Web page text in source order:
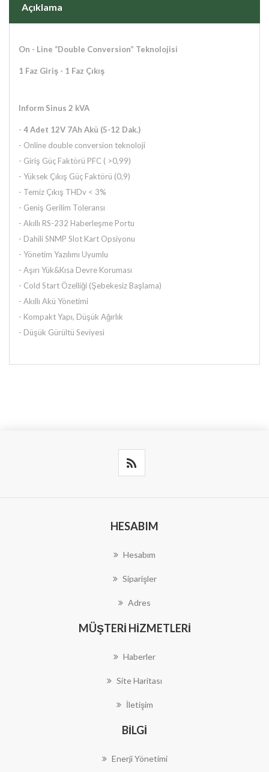
Açıklama
On - Line “Double Conversion” Teknolojisi
1 Faz Giriş - 1 Faz Çıkış
Inform Sinus 2 kVA
- 4 Adet 12V 7Ah Akü (5-12 Dak.)
- Online double conversion teknoloji
- Giriş Güç Faktörü PFC ( >0,99)
- Yüksek Çıkış Güç Faktörü (0,9)
- Temiz Çıkış THDv < 3%
- Geniş Gerilim Toleransı
- Akıllı RS-232 Haberleşme Portu
- Dahili SNMP Slot Kart Opsiyonu
- Yönetim Yazılımı Uyumlu
- Aşırı Yük&Kısa Devre Koruması
- Cold Start Özelliği (Şebekesiz Başlama)
- Akıllı Akü Yönetimi
- Kompakt Yapı, Düşük Ağırlık
- Düşük Gürültü Seviyesi
HESABIM
Hesabım
Siparişler
Adres
MÜŞTERI HIZMETLERI
Haberler
Site Haritası
İletişim
BILGI
Enerji Yönetimi